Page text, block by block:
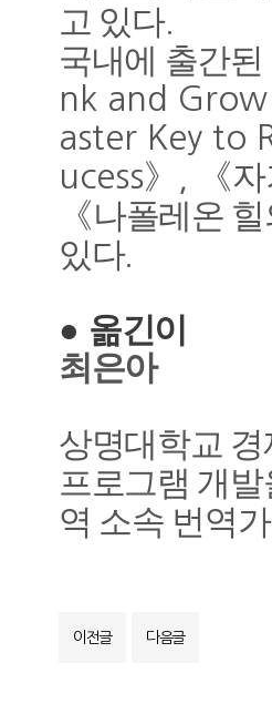
고 있다.
국내에 출간
nk and Grow
aster Key to
ucess》 《
《나폴레온
있다.
● 옮긴이
최은아
상명대학교
프로그램 개
역 소속 번역
이전글 다음글